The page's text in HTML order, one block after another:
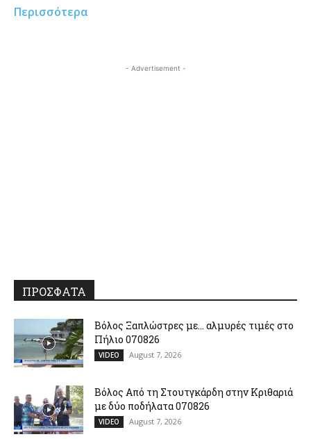
Περισσότερα
- Advertisement -
ΠΡΟΣΦΑΤΑ
Βόλος Ξαπλώστρες με… αλμυρές τιμές στο
Πήλιο 070826
VIDEO August 7, 2026
Βόλος Από τη Στουτγκάρδη στην Κριθαριά
με δύο ποδήλατα 070826
VIDEO August 7, 2026